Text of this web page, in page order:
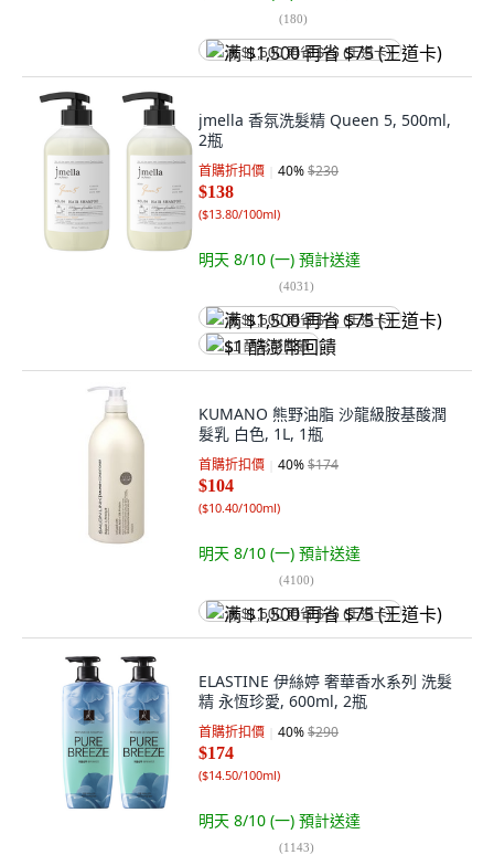
(180)
满 $1,500 再省 $75 (王道卡)
jmella 香氛洗髮精 Queen 5, 500ml,
2瓶
首購折扣價 40%$230
$138
($13.80/100ml)
明天 8/10 (一) 預計送達
(4031)
满 $1,500 再省 $75 (王道卡)
$1 酷澎幣回饋
KUMANO 熊野油脂 沙龍級胺基酸潤
髮乳 白色, 1L, 1瓶
首購折扣價 40%$174
$104
($10.40/100ml)
明天 8/10 (一) 預計送達
(4100)
满 $1,500 再省 $75 (王道卡)
ELASTINE 伊絲婷 奢華香水系列 洗髮
精 永恆珍愛, 600ml, 2瓶
首購折扣價 40%$290
$174
($14.50/100ml)
明天 8/10 (一) 預計送達
(1143)